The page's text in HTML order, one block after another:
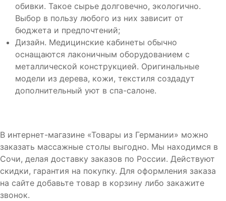
обивки. Такое сырье долговечно, экологично.
Выбор в пользу любого из них зависит от
бюджета и предпочтений;
Дизайн. Медицинские кабинеты обычно
оснащаются лаконичным оборудованием с
металлической конструкцией. Оригинальные
модели из дерева, кожи, текстиля создадут
дополнительный уют в спа-салоне.
В интернет-магазине «Товары из Германии» можно
заказать массажные столы выгодно. Мы находимся в
Сочи, делая доставку заказов по России. Действуют
скидки, гарантия на покупку. Для оформления заказа
на сайте добавьте товар в корзину либо закажите
звонок.